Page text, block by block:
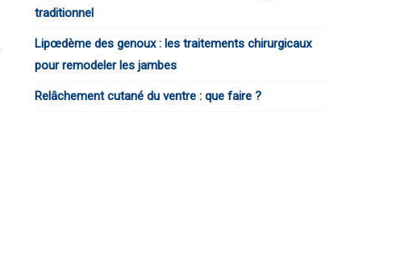
traditionnel
Lipœdème des genoux : les traitements chirurgicaux
pour remodeler les jambes
Relâchement cutané du ventre : que faire ?